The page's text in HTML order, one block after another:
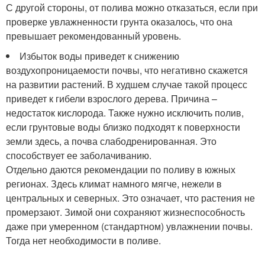
С другой стороны, от полива можно отказаться, если при
проверке увлажненности грунта оказалось, что она
превышает рекомендованный уровень.
Избыток воды приведет к снижению
воздухопроницаемости почвы, что негативно скажется
на развитии растений. В худшем случае такой процесс
приведет к гибели взрослого дерева. Причина –
недостаток кислорода. Также нужно исключить полив,
если грунтовые воды близко подходят к поверхности
земли здесь, а почва слабодренированная. Это
способствует ее заболачиванию.
Отдельно даются рекомендации по поливу в южных
регионах. Здесь климат намного мягче, нежели в
центральных и северных. Это означает, что растения не
промерзают. Зимой они сохраняют жизнеспособность
даже при умеренном (стандартном) увлажнении почвы.
Тогда нет необходимости в поливе.